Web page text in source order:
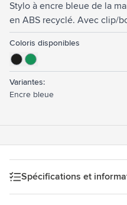
Stylo à encre bleue de la
en ABS recyclé. Avec clip/
recyclée totale : 40%.
Coloris disponibles
Variantes:
Encre bleue
Spécifications et